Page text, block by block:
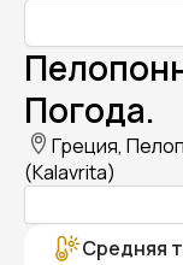
Погода.
Греция,
(Kalavrita)
Средняя